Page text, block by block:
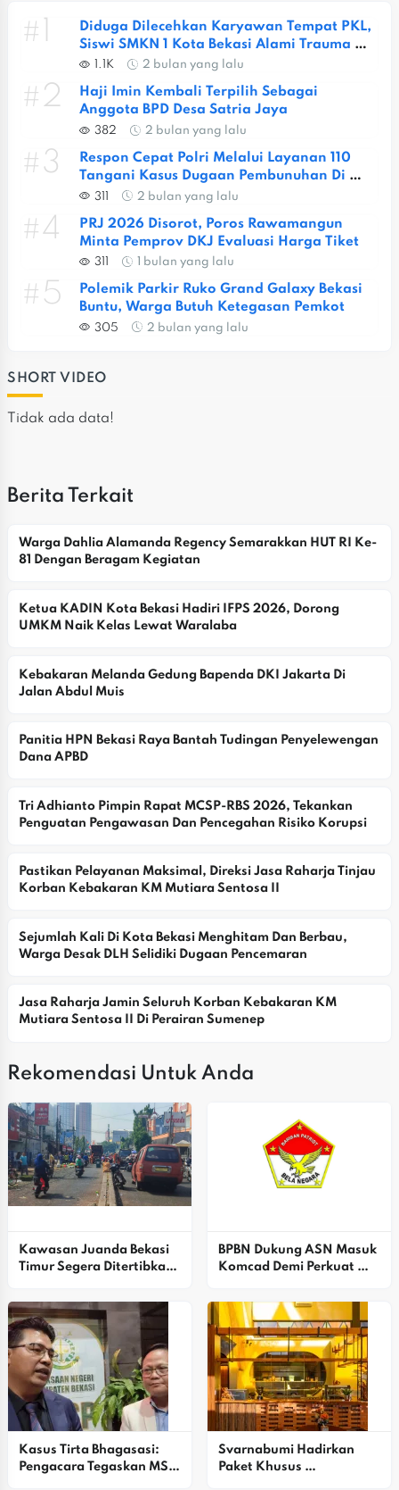
#1
Diduga Dilecehkan Karyawan Tempat PKL,
Siswi SMKN 1 Kota Bekasi Alami Trauma
Berat
1.1K 2 bulan yang lalu
#2
Haji Imin Kembali Terpilih Sebagai
Anggota BPD Desa Satria Jaya
382 2 bulan yang lalu
#3
Respon Cepat Polri Melalui Layanan 110
Tangani Kasus Dugaan Pembunuhan Di
Jatiasih
311 2 bulan yang lalu
#4
PRJ 2026 Disorot, Poros Rawamangun
Minta Pemprov DKJ Evaluasi Harga Tiket
311 1 bulan yang lalu
#5
Polemik Parkir Ruko Grand Galaxy Bekasi
Buntu, Warga Butuh Ketegasan Pemkot
305 2 bulan yang lalu
SHORT VIDEO
Tidak ada data!
Berita Terkait
Warga Dahlia Alamanda Regency Semarakkan HUT RI Ke-
81 Dengan Beragam Kegiatan
Ketua KADIN Kota Bekasi Hadiri IFPS 2026, Dorong
UMKM Naik Kelas Lewat Waralaba
Kebakaran Melanda Gedung Bapenda DKI Jakarta Di
Jalan Abdul Muis
Panitia HPN Bekasi Raya Bantah Tudingan Penyelewengan
Dana APBD
Tri Adhianto Pimpin Rapat MCSP-RBS 2026, Tekankan
Penguatan Pengawasan Dan Pencegahan Risiko Korupsi
Pastikan Pelayanan Maksimal, Direksi Jasa Raharja Tinjau
Korban Kebakaran KM Mutiara Sentosa II
Sejumlah Kali Di Kota Bekasi Menghitam Dan Berbau,
Warga Desak DLH Selidiki Dugaan Pencemaran
Jasa Raharja Jamin Seluruh Korban Kebakaran KM
Mutiara Sentosa II Di Perairan Sumenep
Rekomendasi Untuk Anda
Kawasan Juanda Bekasi
Timur Segera Ditertibkan
BPBN Dukung ASN Masuk
Komcad Demi Perkuat
Kasus Tirta Bhagasasi:
Pengacara Tegaskan MSB
Svarnabumi Hadirkan
Paket Khusus